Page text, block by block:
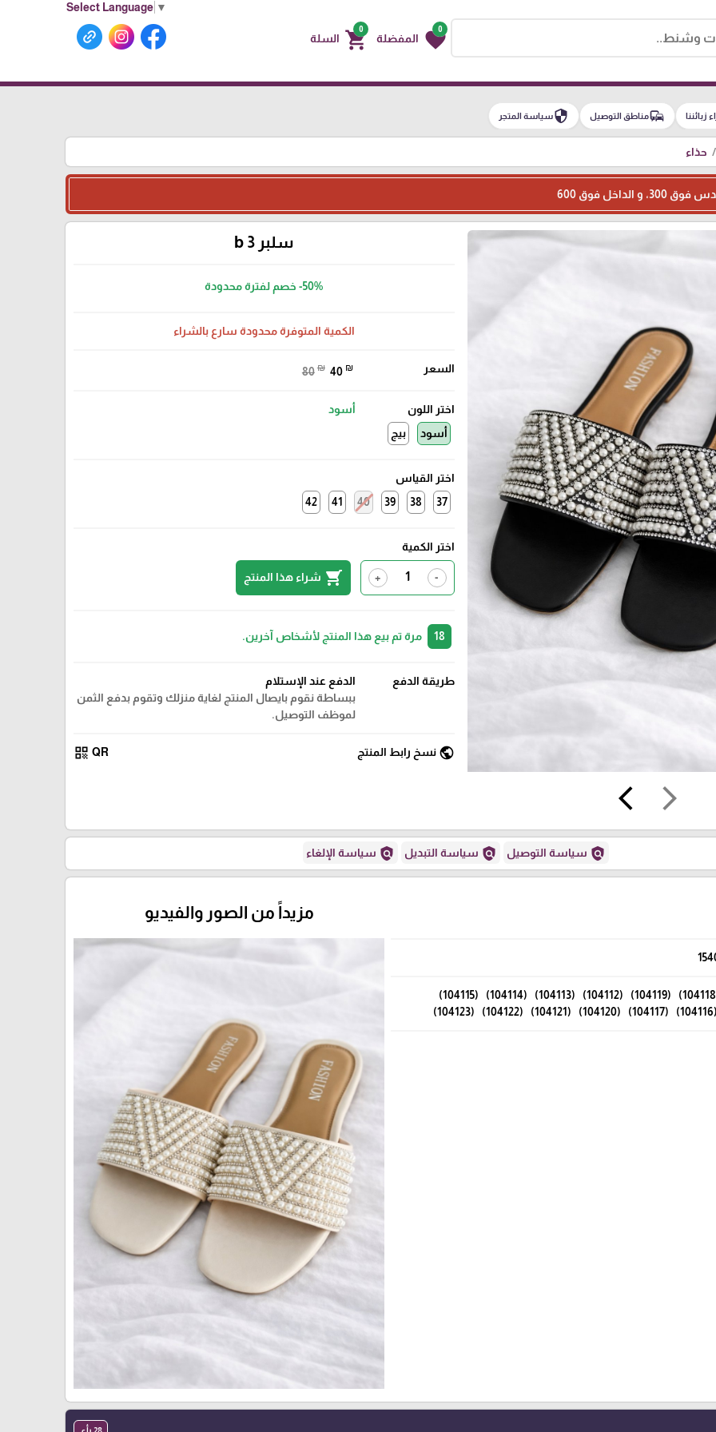
Select Language ▼
0
favorite المفضلة
0
shopping_cart السلة
زبائننا commuteمناطق التوصيل securityسياسة المتجر
حذاء
فوق 600
arrow_forward_ios
arrow_back_ios
سلبر b 3
-50%خصم لفترة محدودة
الكمية المتوفرة محدودة سارع بالشراء
السعر 80 ₪ 40 ₪
اختر اللون
أسود
أسود
بيج
اختر القياس
37
38
39
40
41
42
اختر الكمية
-
+
shopping_cart شراء هذا المنتج
مرة تم بيع هذا المنتج لأشخاص آخرين.
طريقة الدفع
الدفع عند الإستلام
ببساطة نقوم بايصال المنتج لغاية منزلك وتقوم بدفع الثمن
لموظف التوصيل.
public نسخ رابط المنتج QR
qr_code
policy سياسة التوصيل policy سياسة التبديل policy سياسة الإلغاء
(104118) (104119) (104112) (104113) (104114) (104115)
(104116) (104117) (104120) (104121) (104122) (104123)
مزيداً من الصور والفيديو